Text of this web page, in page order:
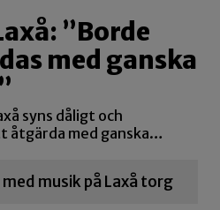
”Borde
med ganska
syns dåligt och
åtgärda med ganska…
musik på Laxå torg